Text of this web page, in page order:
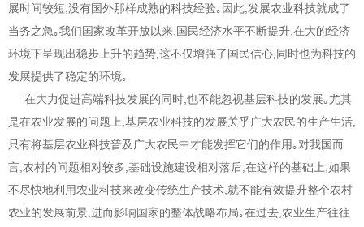
展时间较短,没有国外那样成熟的科技经验｡因此,发展农业科技就成了
当务之急｡我们国家改革开放以来,国民经济水平不断提升,在大的经济
环境下呈现出稳步上升的趋势,这不仅增强了国民信心,同时也为科技的
发展提供了稳定的环境｡
在大力促进高端科技发展的同时,也不能忽视基层科技的发展｡尤其
是在农业发展的问题上,基层农业科技的发展关乎广大农民的生产生活,
只有将基层农业科技普及广大农民中才能发挥它们的作用｡对我国而
言,农村的问题相对较多,基础设施建设相对落后,在这样的基础上,如果
不尽快地利用农业科技来改变传统生产技术,就不能有效提升整个农村
农业的发展前景,进而影响国家的整体战略布局｡在过去,农业生产往往